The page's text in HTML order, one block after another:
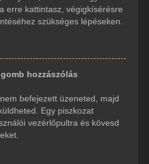
erre kattintasz, végigkísérésre
szükséges lépéseken.
hozzászólás
befejezett üzeneted, majd
Egy piszkozat
vezérlőpultra és kövesd